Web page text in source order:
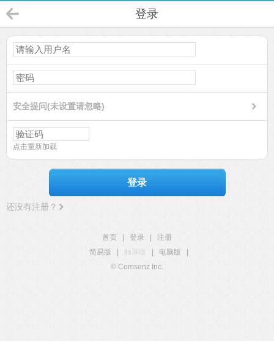
登录
安全提问(未设置请忽略)
点击重新加载
登录
还没有注册？
首页 登录
注册
简易版
触屏版 电脑版
© Comsenz Inc.